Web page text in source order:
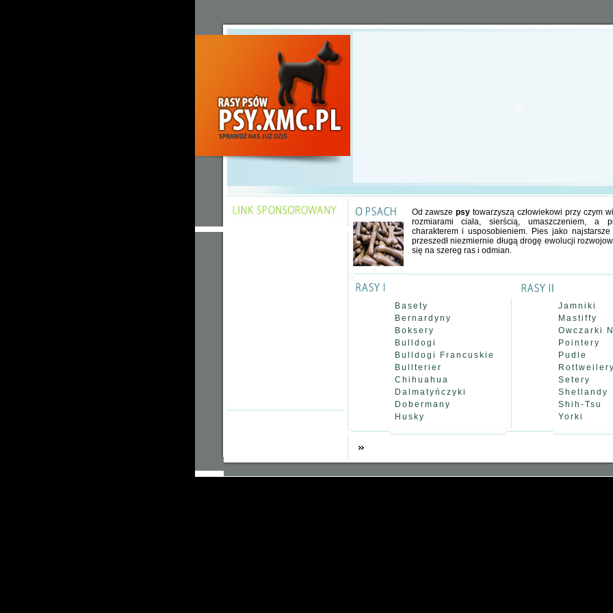
Od zawszepsy towarzyszą człowiekowi przy czym
rozmiarami ciała, sierścią, umaszczeniem, a
charakterem i usposobieniem. Pies jako
przeszedł niezmiernie długą drogę ewolucji
się na szereg ras i odmian.
Basety
Bernardyny
Boksery
Bulldogi
Bulldogi Francuskie
Bullterier
Chihuahua
Dalmatyńczyki
Dobermany
Husky
Jamniki
Mastiffy
Owczarki
Pointery
Pudle
Rottweilery
Setery
Shetlandy
Shih-Tsu
Yorki